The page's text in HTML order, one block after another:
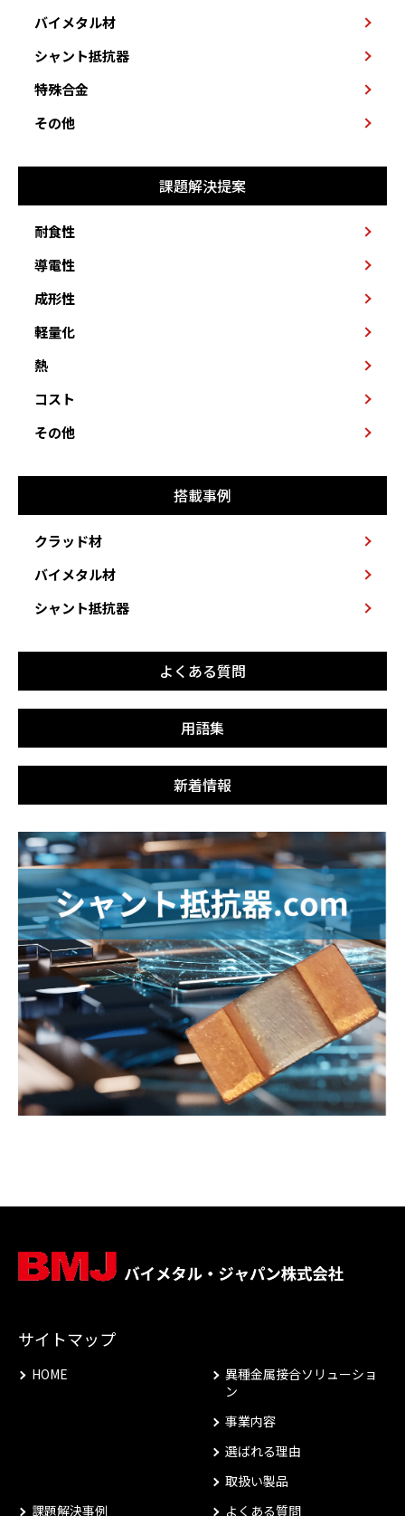
バイメタル材
シャント抵抗器
特殊合金
その他
課題解決提案
耐食性
導電性
成形性
軽量化
熱
コスト
その他
搭載事例
クラッド材
バイメタル材
シャント抵抗器
よくある質問
用語集
新着情報
サイトマップ
HOME
異種金属接合ソリューショ
ン
事業内容
選ばれる理由
取扱い製品
課題解決事例
よくある質問